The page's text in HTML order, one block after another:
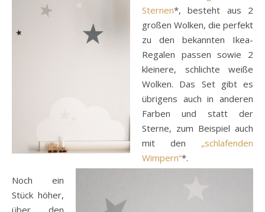
Sternen*, besteht aus 2
großen Wolken, die perfekt
zu den bekannten Ikea-
Regalen passen sowie 2
kleinere, schlichte weiße
Wolken. Das Set gibt es
übrigens auch in anderen
Farben und statt der
Sterne, zum Beispiel auch
mit den „schlafenden
Wimpern“*.
Noch ein
Stück höher,